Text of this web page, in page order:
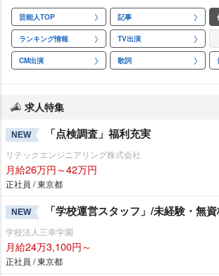
芸能人TOP 記事
ランキング情報 TV出演
CM出演 歌詞
求人特集
NEW 「点検調査」福利充実
リテックエンジニアリング株式会社
月給26万円～42万円
正社員 / 東京都
NEW 「学校運営スタッフ」/未経験・無
学校法人三幸学園
月給24万3,100円～
正社員 / 東京都